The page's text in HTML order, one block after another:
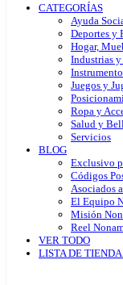
CATEGORÍAS
Ayuda
Deportes y
Hogar,
Industrias
Juegos y
Ropa y
Salud y
Servicios
BLOG
Exclusivo
Códigos
Asociados
El Equipo
Misión
Reel
VER TODO
LISTA DE